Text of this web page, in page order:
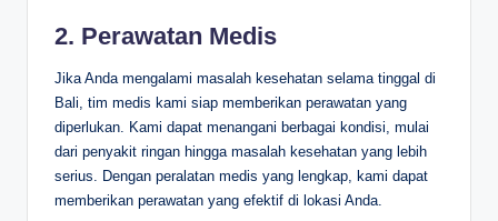
2. Perawatan Medis
Jika Anda mengalami masalah kesehatan selama tinggal di
Bali, tim medis kami siap memberikan perawatan yang
diperlukan. Kami dapat menangani berbagai kondisi, mulai
dari penyakit ringan hingga masalah kesehatan yang lebih
serius. Dengan peralatan medis yang lengkap, kami dapat
memberikan perawatan yang efektif di lokasi Anda.